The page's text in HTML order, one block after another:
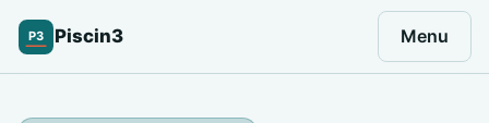
P3 Piscin3 Menu